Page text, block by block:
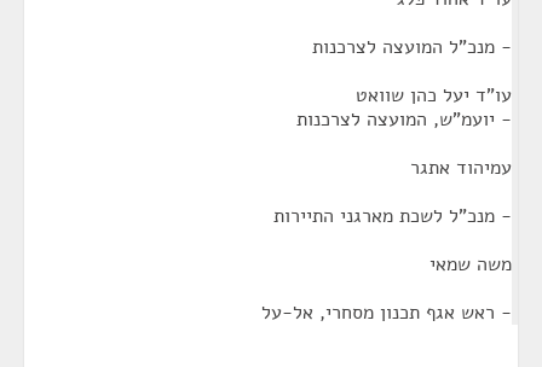
- מנכ"ל המועצה לצרכנות
עו"ד יעל כהן שוואט
- יועמ"ש, המועצה לצרכנות
עמיהוד אתגר
- מנכ"ל לשכת מארגני התיירות
משה שמאי
- ראש אגף תכנון מסחרי, אל-על